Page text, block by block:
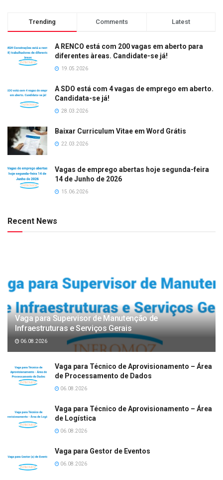
Trending Comments Latest
A RENCO está com 200 vagas em aberto para
diferentes àreas. Candidate-se já!
19.05.2026
A SDO está com 4 vagas de emprego em aberto.
Candidata-se já!
28.03.2026
Baixar Curriculum Vitae em Word Grátis
22.03.2026
Vagas de emprego abertas hoje segunda-feira
14 de Junho de 2026
15.06.2026
Recent News
Vaga para Supervisor de Manutenção de
Infraestruturas e Serviços Gerais
06.08.2026
Vaga para Técnico de Aprovisionamento – Área
de Processamento de Dados
06.08.2026
Vaga para Técnico de Aprovisionamento – Área
de Logística
06.08.2026
Vaga para Gestor de Eventos
06.08.2026